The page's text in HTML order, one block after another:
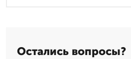
Остались вопросы?